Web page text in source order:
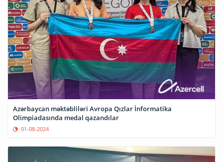
Azərbaycan məktəbliləri Avropa Qızlar İnformatika
Olimpiadasında medal qazandılar
01-08-2024